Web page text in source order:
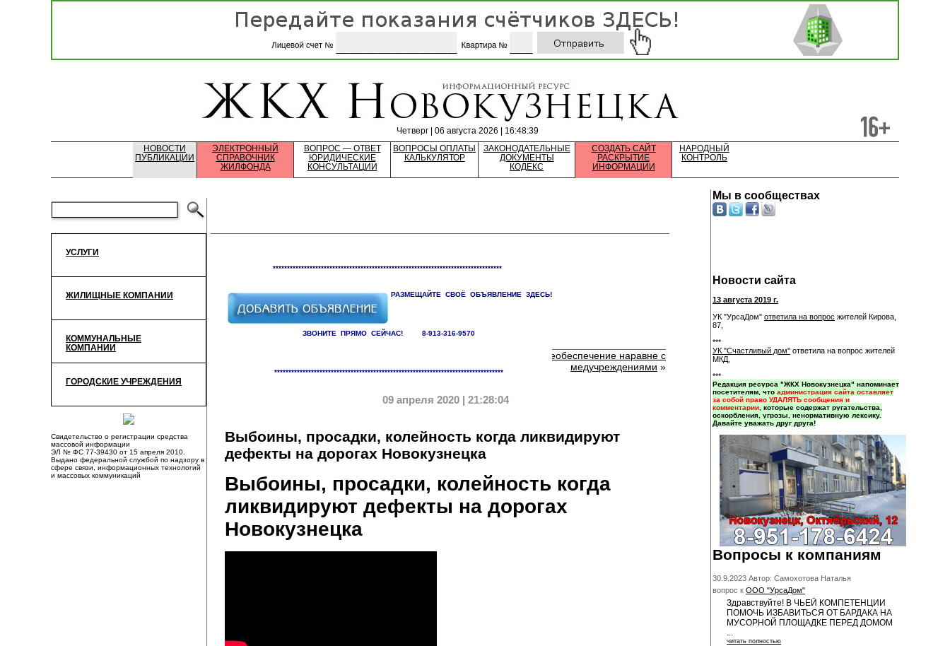
Четверг | 06 августа 2026 | 16:48:39
НОВОСТИ
ПУБЛИКАЦИИ
ЭЛЕКТРОННЫЙ
СПРАВОЧНИК
ЖИЛФОНДА
ВОПРОС — ОТВЕТ
ЮРИДИЧЕСКИЕ
КОНСУЛЬТАЦИИ
ВОПРОСЫ ОПЛАТЫ
КАЛЬКУЛЯТОР
ЗАКОНОДАТЕЛЬНЫЕ
ДОКУМЕНТЫ
КОДЕКС
СОЗДАТЬ САЙТ
РАСКРЫТИЕ
ИНФОРМАЦИИ
НАРОДНЫЙ
КОНТРОЛЬ
УСЛУГИ
ЖИЛИЩНЫЕ КОМПАНИИ
КОММУНАЛЬНЫЕ
КОМПАНИИ
ГОРОДСКИЕ УЧРЕЖДЕНИЯ
Свидетельство о регистрации средства
массовой информации
ЭЛ № ФС 77-39430 от 15 апреля 2010.
Выдано федеральной службой по надзору в
сфере связи, информационных технологий
и массовых коммуникаций
*********************************************************************************
РАЗМЕЩАЙТЕ СВОЁ ОБЪЯВЛЕНИЕ ЗДЕСЬ!
ЗВОНИТЕ ПРЯМО СЕЙЧАС! 8-913-316-9570
*********************************************************************************
ЖКХ это жизнеобеспечение наравне с
медучреждениями »
09 апреля 2020 | 21:28:04
Выбоины, просадки, колейность когда ликвидируют
дефекты на дорогах Новокузнецка
Выбоины, просадки, колейность когда
ликвидируют дефекты на дорогах
Новокузнецка
Мы в сообществах
Новости сайта
13 августа 2019 г.
УК "УрсаДом" ответила на вопрос жителей Кирова,
87,
***
УК "Счастливый дом" ответила на вопрос жителей
МКД,
***
Редакция ресурса "ЖКХ Новокузнецка" напоминает
посетителям, что администрация сайта оставляет
за собой право УДАЛЯТЬ сообщения и
комментарии , которые содержат ругательства,
оскорбления, угрозы, ненормативную лексику.
Давайте уважать друг друга!
Вопросы к компаниям
30.9.2023 Автор: Самохотова Наталья
вопрос к ООО "УрсаДом"
Здравствуйте! В ЧЬЕЙ КОМПЕТЕНЦИИ
ПОМОЧЬ ИЗБАВИТЬСЯ ОТ БАРДАКА НА
МУСОРНОЙ ПЛОЩАДКЕ ПЕРЕД ДОМОМ
...
читать полностью